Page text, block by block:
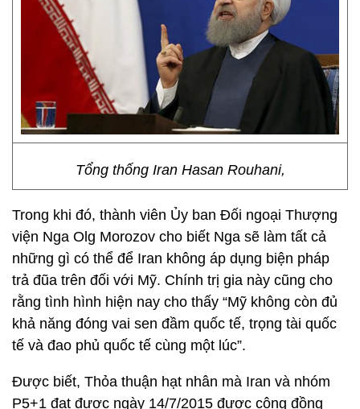
Tổng thống Iran Hasan Rouhani,
Trong khi đó, thành viên Ủy ban Đối ngoại Thượng
viện Nga Olg Morozov cho biết Nga sẽ làm tất cả
những gì có thể để Iran không áp dụng biện pháp
trả đũa trên đối với Mỹ. Chính trị gia này cũng cho
rằng tình hình hiện nay cho thấy “Mỹ không còn đủ
khả năng đóng vai sen đầm quốc tế, trọng tài quốc
tế và đao phủ quốc tế cùng một lúc”.
Được biết, Thỏa thuận hạt nhân mà Iran và nhóm
P5+1 đạt được ngày 14/7/2015 được cộng đồng